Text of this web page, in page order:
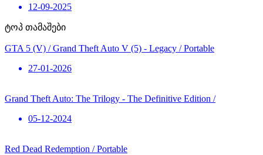
12-09-2025
ტოპ თამაშები
GTA 5 (V) / Grand Theft Auto V (5) - Legacy / Portable
27-01-2026
Grand Theft Auto: The Trilogy - The Definitive Edition /
05-12-2024
Red Dead Redemption / Portable